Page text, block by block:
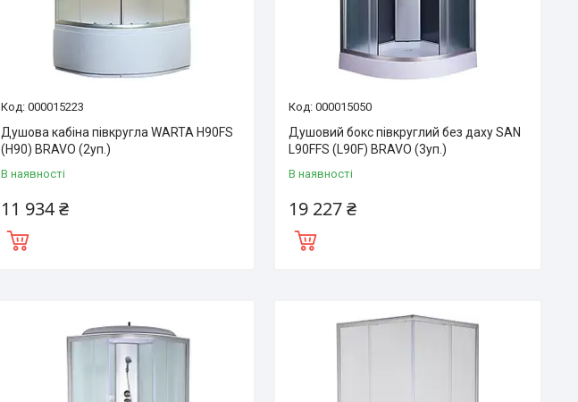
000015223
Душова кабіна півкругла WARTA H90FS
(H90) BRAVO (2уп.)
В наявності
11 934 ₴
000015050
Душовий бокс півкруглий без даху SAN
L90FFS (L90F) BRAVO (3уп.)
В наявності
19 227 ₴